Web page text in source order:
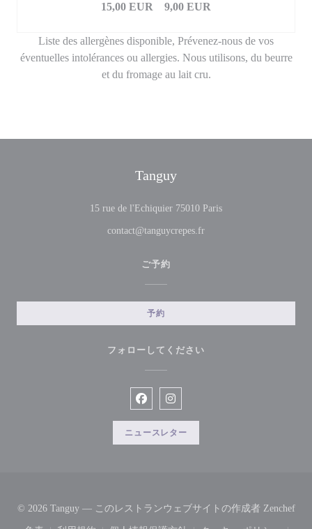
15,00 EUR 9,00 EUR
Liste des allergènes disponible, Prévenez-nous de vos
éventuelles intolérances ou allergies. Nous utilisons, du beurre
et du fromage au lait cru.
Tanguy
15 rue de l'Echiquier 75010 Paris((新しいウィンドウ
contact@tanguycrepes.fr
ご予約
予約
フォローしてください
Facebook ((新しいウィンドウで開
Instagram ((新しいウィンド
ニュースレター
© 2026 Tanguy — このレストランウェブサイトの作成者 Zenchef((